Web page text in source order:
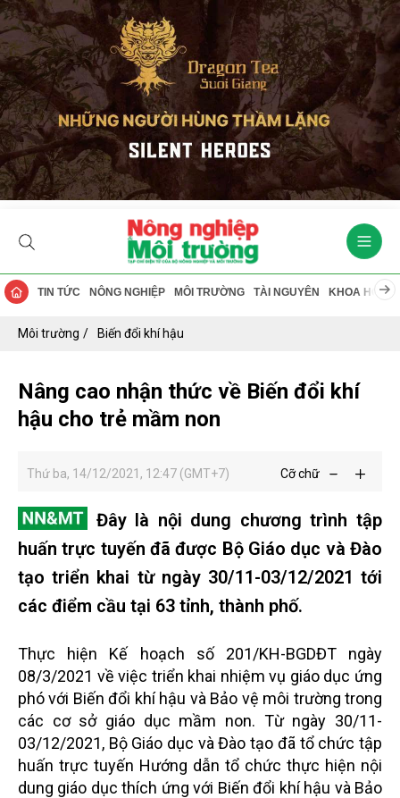
TIN TỨC NÔNG NGHIỆP MÔI TRƯỜNG TÀI NGUYÊN KHOA HỌC
Môi trường Biến đổi khí hậu
Nâng cao nhận thức về Biến đổi khí
hậu cho trẻ mầm non
Thứ ba, 14/12/2021, 12:47 (GMT+7) Cỡ chữ
Đây là nội dung chương trình tập
huấn trực tuyến đã được Bộ Giáo dục và Đào
tạo triển khai từ ngày 30/11-03/12/2021 tới
các điểm cầu tại 63 tỉnh, thành phố.
Thực hiện Kế hoạch số 201/KH-BGDĐT ngày
08/3/2021 về việc triển khai nhiệm vụ giáo dục ứng
phó với Biến đổi khí hậu và Bảo vệ môi trường trong
các cơ sở giáo dục mầm non. Từ ngày 30/11-
03/12/2021, Bộ Giáo dục và Đào tạo đã tổ chức tập
huấn trực tuyến Hướng dẫn tổ chức thực hiện nội
dung giáo dục thích ứng với Biến đổi khí hậu và Bảo